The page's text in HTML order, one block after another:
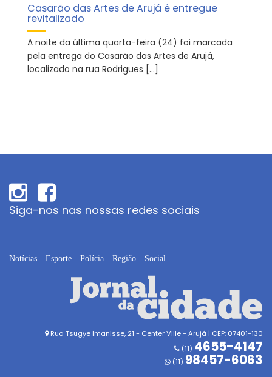
Casarão das Artes de Arujá é entregue
revitalizado
A noite da última quarta-feira (24) foi marcada
pela entrega do Casarão das Artes de Arujá,
localizado na rua Rodrigues […]
Siga-nos nas nossas redes sociais
Notícias Esporte Polícia Região Social
Rua Tsugye Imanisse, 21 - Center Ville - Arujá | CEP: 07401-130
(11) 4655-4147
(11) 98457-6063